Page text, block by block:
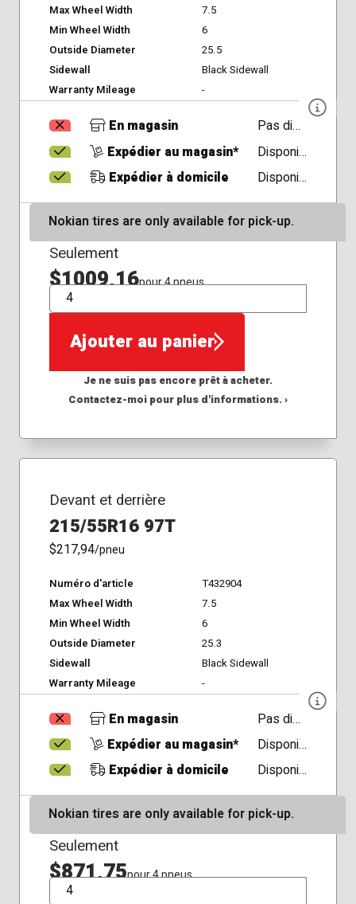
Max Wheel Width
7.5
Min Wheel Width
6
Outside Diameter
25.5
Sidewall
Black Sidewall
Warranty Mileage
-
En magasin
Pas disponible
Expédier au magasin*
Disponible
Expédier à domicile
Disponible
Nokian tires are only available for pick-up.
Seulement
$1009,16pour 4 pneus
QTÉ
Ajouter au panier
Je ne suis pas encore prêt à acheter.
Contactez-moi pour plus d'informations. ›
Devant et derrière
215/55R16 97T
$217,94/pneu
Numéro d'article
T432904
Max Wheel Width
7.5
Min Wheel Width
6
Outside Diameter
25.3
Sidewall
Black Sidewall
Warranty Mileage
-
En magasin
Pas disponible
Expédier au magasin*
Disponible
Expédier à domicile
Disponible
Nokian tires are only available for pick-up.
Seulement
$871,75pour 4 pneus
QTÉ